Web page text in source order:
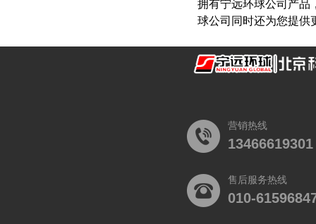
拥有宁远环球公司产品
球公司同时还为您提供
营销热线
13466619301
售后服务热线
010-